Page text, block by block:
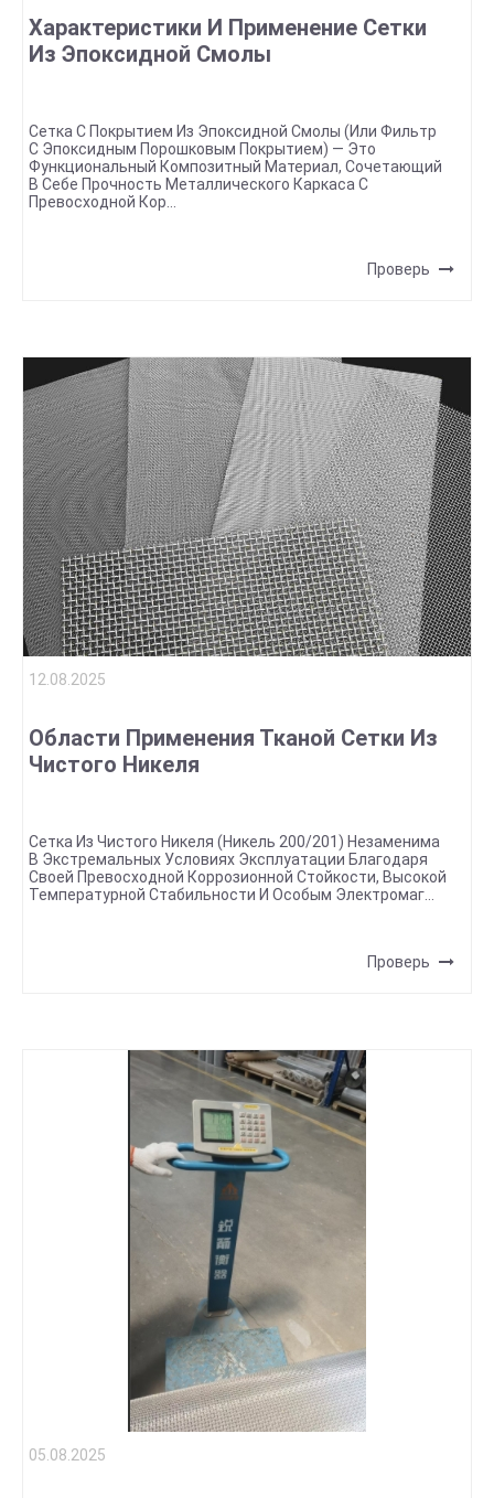
Характеристики И Применение Сетки
Из Эпоксидной Смолы
Сетка С Покрытием Из Эпоксидной Смолы (или Фильтр
С Эпоксидным Порошковым Покрытием) — Это
Функциональный Композитный Материал, Сочетающий
В Себе Прочность Металлического Каркаса С
Превосходной Кор...
Проверь
12.08.2025
Области Применения Тканой Сетки Из
Чистого Никеля
Сетка Из Чистого Никеля (никель 200/201) Незаменима
В Экстремальных Условиях Эксплуатации Благодаря
Своей Превосходной Коррозионной Стойкости, Высокой
Температурной Стабильности И Особым Электромаг...
Проверь
05.08.2025